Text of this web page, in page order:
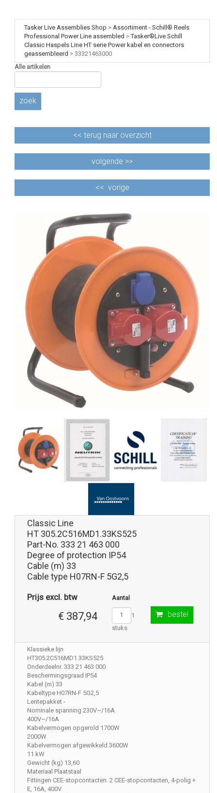
Tasker Live Assemblies Shop > Assortiment - Schill® Reels
Professional Power Line assembled >Tasker®Live Schill
Classic Haspels Line HT serie Power kabel en connectors
geassembleerd > 33321463000
Alle artikelen
zoek
<< terug naar overzicht
volgende >>
<< vorige
Classic Line
HT 305.2C516MD1.33KS525
Part-No. 333 21 463 000
Degree of protection IP54
Cable (m) 33
Cable type H07RN-F 5G2,5
Prijs excl. btw
€ 387,94
Aantal
1
stuks
bestel
Klassieke lijn
HT305.2C516MD1.33KS525
Onderdeelnr. 333 21 463 000
Beschermingsgraad IP54
Kabel (m) 33
Kabeltype H07RN-F 5G2,5
Lentepakket -
Nominale spanning 230V~/16A
400V~/16A
Kabelvermogen opgerold 1700W
2000W
Kabelvermogen afgewikkeld 3600W
11 kW
Gewicht (kg) 13,60
Materiaal Plaatstaal
Fittingen CEE-stopcontacten. 2 CEE-stopcontacten, 4-polig +
E, 16A, 400V